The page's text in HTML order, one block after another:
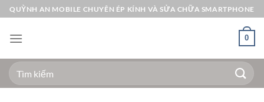
Bỏ
qua
nội
QUỲNH AN MOBILE CHUYÊN ÉP KÍNH VÀ SỬA CHỮA SMARTPHONE
0
Tìm
kiếm: